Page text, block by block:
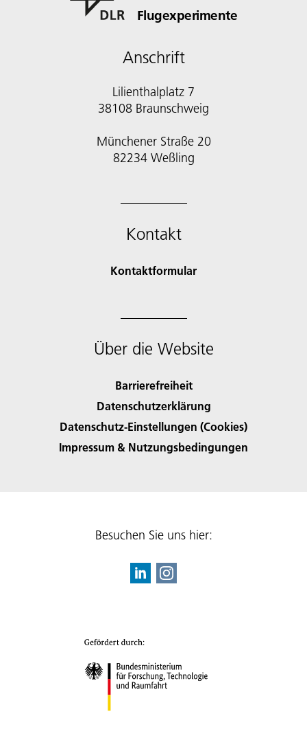
Flugexperimente
Anschrift
Lilienthalplatz 7
38108 Braunschweig
Münchener Straße 20
82234 Weßling
Kontakt
Kontaktformular
Über die Website
Barrierefreiheit
Datenschutzerklärung
Datenschutz-Einstellungen (Cookies)
Impressum & Nutzungsbedingungen
Besuchen Sie uns hier: